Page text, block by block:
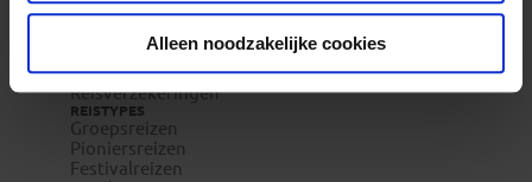
Alleen noodzakelijke cookies
Duurzaam toerisme
Vacatures
Veelgestelde vragen
Reisdocumenten aanvragen
Reisverzekeringen
REISTYPES
Groepsreizen
Pioniersreizen
Festivalreizen